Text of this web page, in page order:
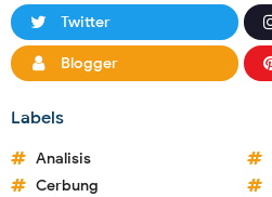
Twitter
Blogger
Labels
Analisis
Cerbung